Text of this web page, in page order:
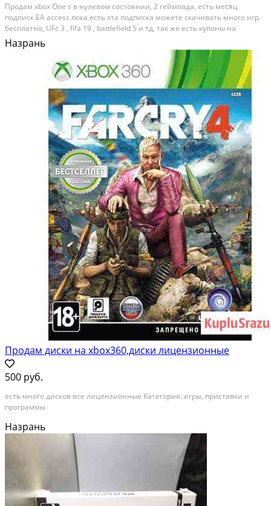
Продам xbox One s в нулевом состоянии, 2 геймпада, есть месяц
подписк EA access пока есть эта подписка можете скачивать много игр
бесплатно, UFc 3 , fifa 19 , battlefield 5 и тд, так же есть купоны на
падписки xbox game pass и xbox Live. Эти пописки так же дают очень
много игр. Категория: игры,...
Назрань
Продам диски на xbox360,диски лицензионные
500 руб.
есть много дисков все лицензионные Категория: игры, приставки и
программы
Назрань